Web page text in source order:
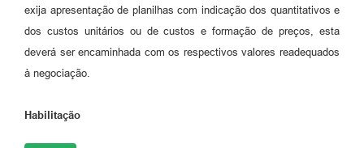
exija apresentação de planilhas com indicação dos quantitativos e
dos custos unitários ou de custos e formação de preços, esta
deverá ser encaminhada com os respectivos valores readequados
à negociação.
Habilitação